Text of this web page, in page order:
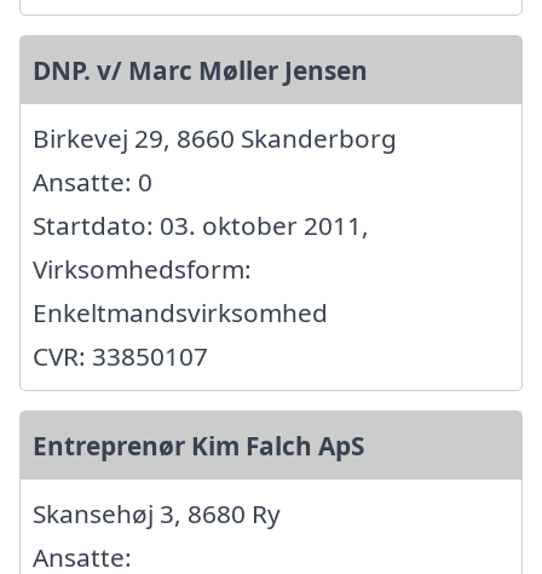
DNP. v/ Marc Møller Jensen
Birkevej 29, 8660 Skanderborg
Ansatte: 0
Startdato: 03. oktober 2011,
Virksomhedsform:
Enkeltmandsvirksomhed
CVR: 33850107
Entreprenør Kim Falch ApS
Skansehøj 3, 8680 Ry
Ansatte: